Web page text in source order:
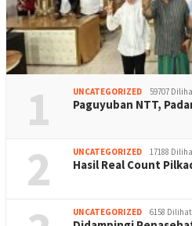
1 UNCATEGORIZED 59707
Paguyuban NTT,
2 UNCATEGORIZED 17188
Hasil Real Count
UNCATEGORIZED 6158 Dilihat